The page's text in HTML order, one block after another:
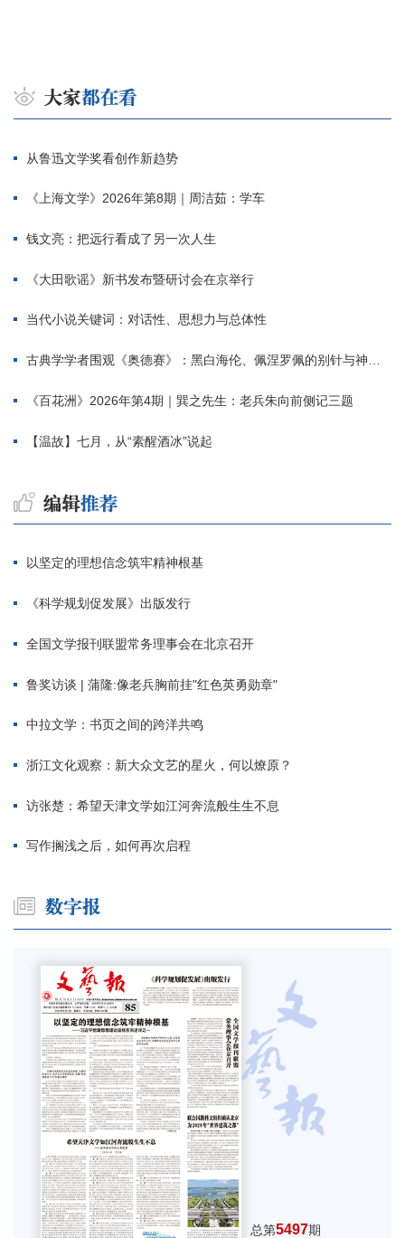
从鲁迅文学奖看创作新趋势
《上海文学》2026年第8期｜周洁茹：学车
钱文亮：把远行看成了另一次人生
《大田歌谣》新书发布暨研讨会在京举行
当代小说关键词：对话性、思想力与总体性
古典学学者围观《奥德赛》：黑白海伦、佩涅罗佩的别针与神秘入侵者
《百花洲》2026年第4期｜巽之先生：老兵朱向前侧记三题
【温故】七月，从“素醒酒冰”说起
以坚定的理想信念筑牢精神根基
《科学规划促发展》出版发行
全国文学报刊联盟常务理事会在北京召开
鲁奖访谈 | 蒲隆:像老兵胸前挂"红色英勇勋章"
中拉文学：书页之间的跨洋共鸣
浙江文化观察：新大众文艺的星火，何以燎原？
访张楚：希望天津文学如江河奔流般生生不息
写作搁浅之后，如何再次启程
总第5497期